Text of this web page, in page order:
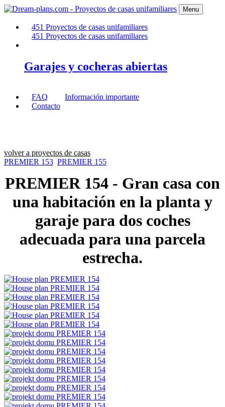
Menu
451 Proyectos de casas unifamiliares
451 Proyectos de casas unifamiliares
Garajes y cocheras abiertas
FAQ
Información importante
Contacto
volver a proyectos de casas
PREMIER 153 PREMIER 155
PREMIER 154 - Gran casa con
una habitación en la planta y
garaje para dos coches
adecuada para una parcela
estrecha.